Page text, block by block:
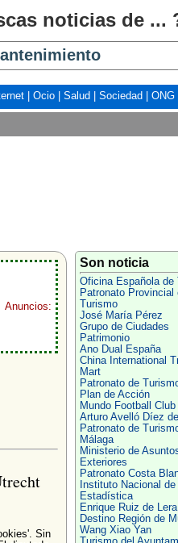
noticias de ...
Ocio Salud Sociedad ONG
Anuncios:
Sin
Son noticia
Oficina Española de
Patronato Provincial
Turismo
José María Pérez
Grupo de Ciudades
Patrimonio
Ano Dual España
China International
Mart
Patronato de
Plan de Acción
Mundo Football Club
Arturo Avelló Díez
Patronato de
Málaga
Ministerio de
Exteriores
Patronato Costa
Instituto Nacional de
Estadística
Enrique Ruiz de Lera
Destino Región de
Wang Xiao Yan